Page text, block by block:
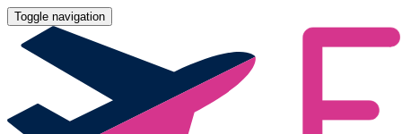
Toggle navigation